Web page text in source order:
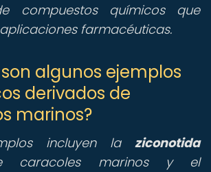
compuestos químicos que
farmacéuticas.
algunos ejemplos
derivados de
marinos?
incluyen la ziconotida
caracoles marinos y el